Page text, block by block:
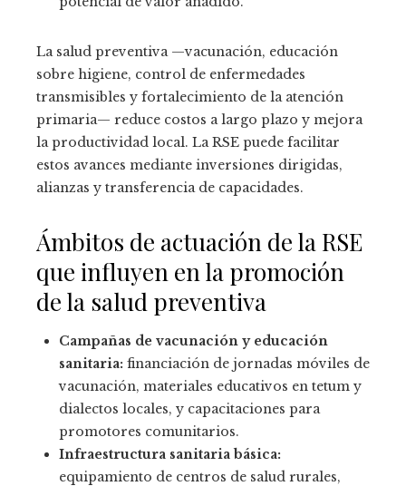
La salud preventiva —vacunación, educación
sobre higiene, control de enfermedades
transmisibles y fortalecimiento de la atención
primaria— reduce costos a largo plazo y mejora
la productividad local. La RSE puede facilitar
estos avances mediante inversiones dirigidas,
alianzas y transferencia de capacidades.
Ámbitos de actuación de la RSE
que influyen en la promoción
de la salud preventiva
Campañas de vacunación y educación
sanitaria: financiación de jornadas móviles de
vacunación, materiales educativos en tetum y
dialectos locales, y capacitaciones para
promotores comunitarios.
Infraestructura sanitaria básica:
equipamiento de centros de salud rurales,